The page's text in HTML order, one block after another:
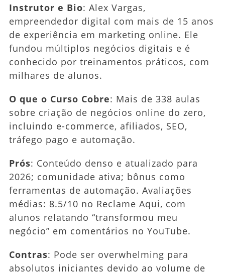
Instrutor e Bio: Alex Vargas,
empreendedor digital com mais de 15 anos
de experiência em marketing online. Ele
fundou múltiplos negócios digitais e é
conhecido por treinamentos práticos, com
milhares de alunos.
O que o Curso Cobre: Mais de 338 aulas
sobre criação de negócios online do zero,
incluindo e-commerce, afiliados, SEO,
tráfego pago e automação.
Prós: Conteúdo denso e atualizado para
2026; comunidade ativa; bônus como
ferramentas de automação. Avaliações
médias: 8.5/10 no Reclame Aqui, com
alunos relatando “transformou meu
negócio” em comentários no YouTube.
Contras: Pode ser overwhelming para
absolutos iniciantes devido ao volume de